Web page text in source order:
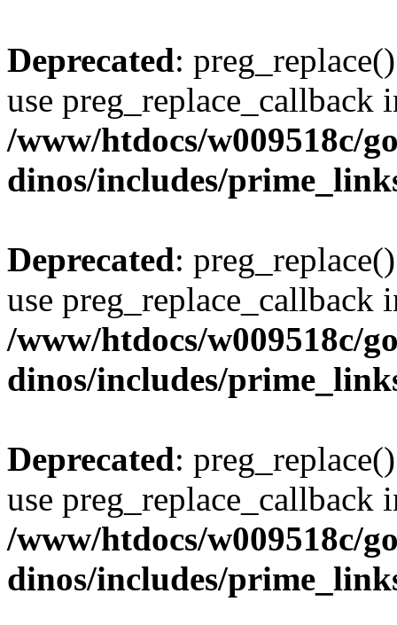
Deprecated:
use preg_replace_callback
/www/htdocs/w009518c/
dinos/includes/
Deprecated:
use preg_replace_callback
/www/htdocs/w009518c/
dinos/includes/
Deprecated:
use preg_replace_callback
/www/htdocs/w009518c/
dinos/includes/